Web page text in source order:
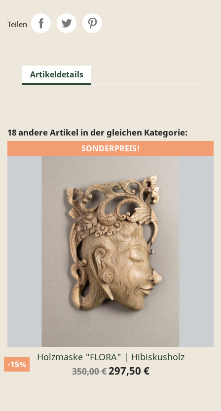
Teilen
Artikeldetails
18 andere Artikel in der gleichen Kategorie:
Holzmaske "FLORA" | Hibiskusholz
Verkaufspreis
350,00 €
-15%
Preis
297,50 €
SONDERPREIS!